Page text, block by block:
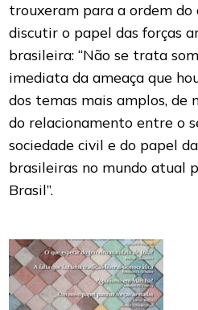
trouxeram para a ordem do
discutir o papel das forças
brasileira: “Não se trata
imediata da ameaça que
dos temas mais amplos, de
do relacionamento entre o
sociedade civil e do papel
brasileiras no mundo atual
Brasil”.